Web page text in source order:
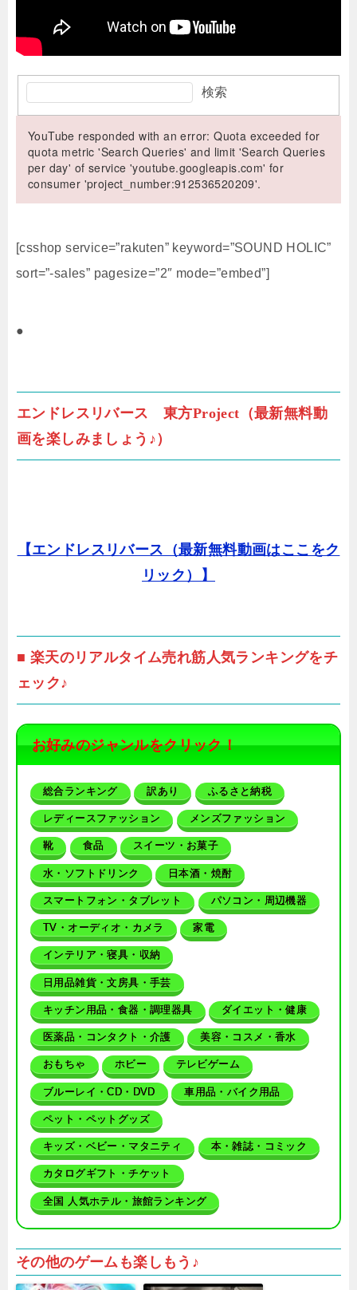
検索
YouTube responded with an error: Quota exceeded for
quota metric 'Search Queries' and limit 'Search Queries
per day' of service 'youtube.googleapis.com' for
consumer 'project_number:912536520209'.
[csshop service=”rakuten” keyword=”SOUND HOLIC”
sort=”-sales” pagesize=”2″ mode=”embed”]
●
エンドレスリバース 東方Project（最新無料動
画を楽しみましょう♪）
【エンドレスリバース（最新無料動画はここをク
リック）】
■ 楽天のリアルタイム売れ筋人気ランキングをチ
ェック♪
お好みのジャンルをクリック！
総合ランキング 訳あり ふるさと納税
レディースファッション メンズファッション
靴 食品 スイーツ・お菓子
水・ソフトドリンク 日本酒・焼酎
スマートフォン・タブレット パソコン・周辺機器
TV・オーディオ・カメラ 家電
インテリア・寝具・収納
日用品雑貨・文房具・手芸
キッチン用品・食器・調理器具 ダイエット・健康
医薬品・コンタクト・介護 美容・コスメ・香水
おもちゃ ホビー テレビゲーム
ブルーレイ・CD・DVD 車用品・バイク用品
ペット・ペットグッズ
キッズ・ベビー・マタニティ 本・雑誌・コミック
カタログギフト・チケット
全国 人気ホテル・旅館ランキング
その他のゲームも楽しもう♪